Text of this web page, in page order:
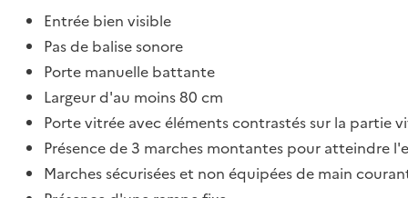
Entrée bien visible
Pas de balise sonore
Porte manuelle battante
Largeur d'au moins 80 cm
Porte vitrée avec éléments contrastés sur la partie
Présence de 3 marches montantes pour atteindre
Marches sécurisées et non équipées de main